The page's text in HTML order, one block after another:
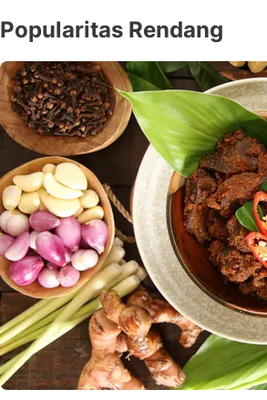
Popularitas Rendang